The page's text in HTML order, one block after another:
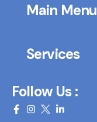
Main Menu
Services
Follow Us :